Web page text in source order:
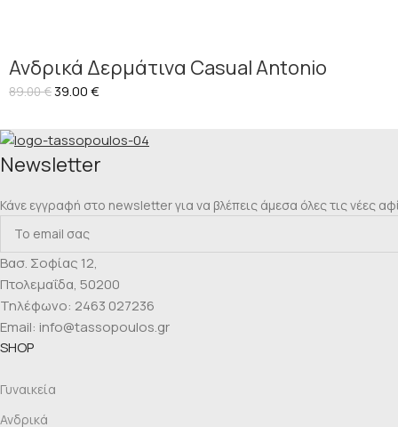
Ανδρικά Δερμάτινα Casual Antonio
89.00€39.00€
Νewsletter
Κάνε εγγραφή στο newsletter για να βλέπεις άμεσα όλες τις νέες
Βασ. Σοφίας 12,
Πτολεμαΐδα, 50200
Τηλέφωνο: 2463 027236
Email: info@tassopoulos.gr
SHOP
Γυναικεία
Ανδρικά